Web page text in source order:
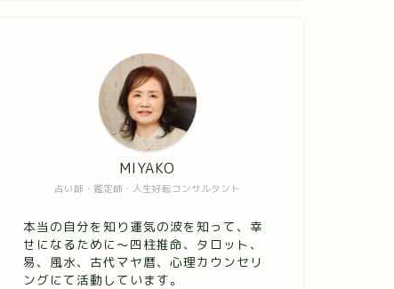
占い師・鑑定師・人生好転コンサルタント
MIYAKO
本当の自分を知り運気の波を知って、幸
せになるために～四柱推命、タロット、
易、風水、古代マヤ暦、心理カウンセリ
ングにて活動しています。